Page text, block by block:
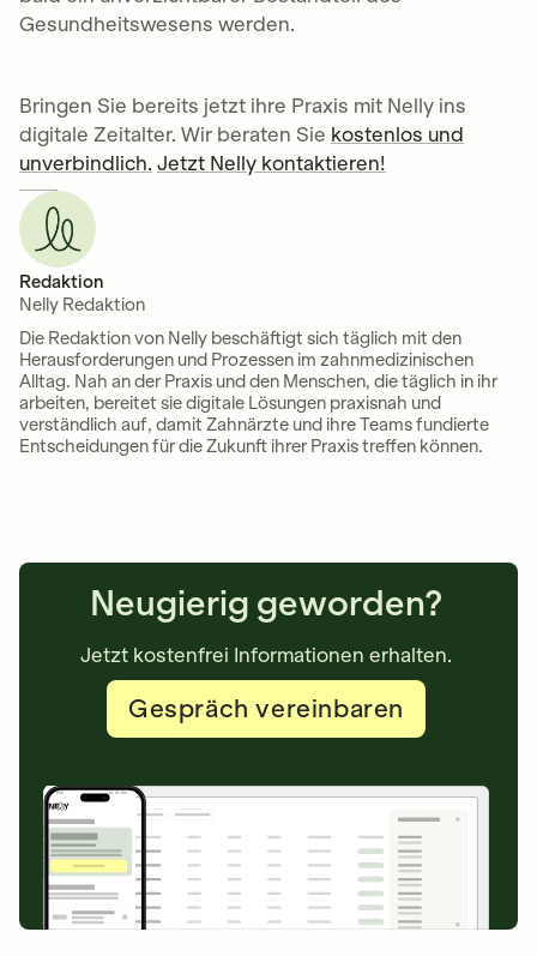
Gesundheitswesens werden.
Bringen Sie bereits jetzt ihre Praxis mit Nelly ins
digitale Zeitalter. Wir beraten Sie kostenlos und
unverbindlich. Jetzt Nelly kontaktieren!
Redaktion
Nelly Redaktion
Die Redaktion von Nelly beschäftigt sich täglich mit den
Herausforderungen und Prozessen im zahnmedizinischen
Alltag. Nah an der Praxis und den Menschen, die täglich in ihr
arbeiten, bereitet sie digitale Lösungen praxisnah und
verständlich auf, damit Zahnärzte und ihre Teams fundierte
Entscheidungen für die Zukunft ihrer Praxis treffen können.
Neugierig geworden?
Jetzt kostenfrei Informationen erhalten.
Gespräch vereinbaren